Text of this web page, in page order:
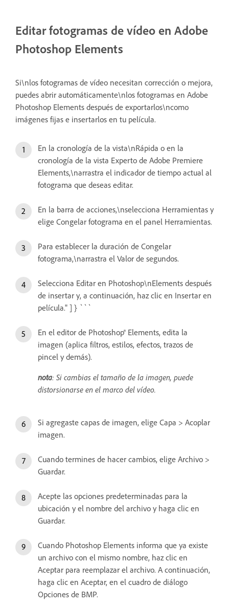
Editar fotogramas de vídeo en Adobe
Photoshop Elements
Si\nlos fotogramas de vídeo necesitan corrección o mejora,
puedes abrir automáticamente\nlos fotogramas en Adobe
Photoshop Elements después de exportarlos\ncomo
imágenes fijas e insertarlos en tu película.
En la cronología de la vista\nRápida o en la
cronología de la vista Experto de Adobe Premiere
Elements,\narrastra el indicador de tiempo actual al
fotograma que deseas editar.
En la barra de acciones,\nselecciona Herramientas y
elige Congelar fotograma en el panel Herramientas.
Para establecer la duración de Congelar
fotograma,\narrastra el Valor de segundos.
Selecciona Editar en Photoshop\nElements después
de insertar y, a continuación, haz clic en Insertar en
película." ] } ```
En el editor de Photoshop® Elements, edita la
imagen (aplica filtros, estilos, efectos, trazos de
pincel y demás).
nota: Si cambias el tamaño de la imagen, puede
distorsionarse en el marco del vídeo.
Si agregaste capas de imagen, elige Capa > Acoplar
imagen.
Cuando termines de hacer cambios, elige Archivo >
Guardar.
Acepte las opciones predeterminadas para la
ubicación y el nombre del archivo y haga clic en
Guardar.
Cuando Photoshop Elements informa que ya existe
un archivo con el mismo nombre, haz clic en
Aceptar para reemplazar el archivo. A continuación,
haga clic en Aceptar, en el cuadro de diálogo
Opciones de BMP.